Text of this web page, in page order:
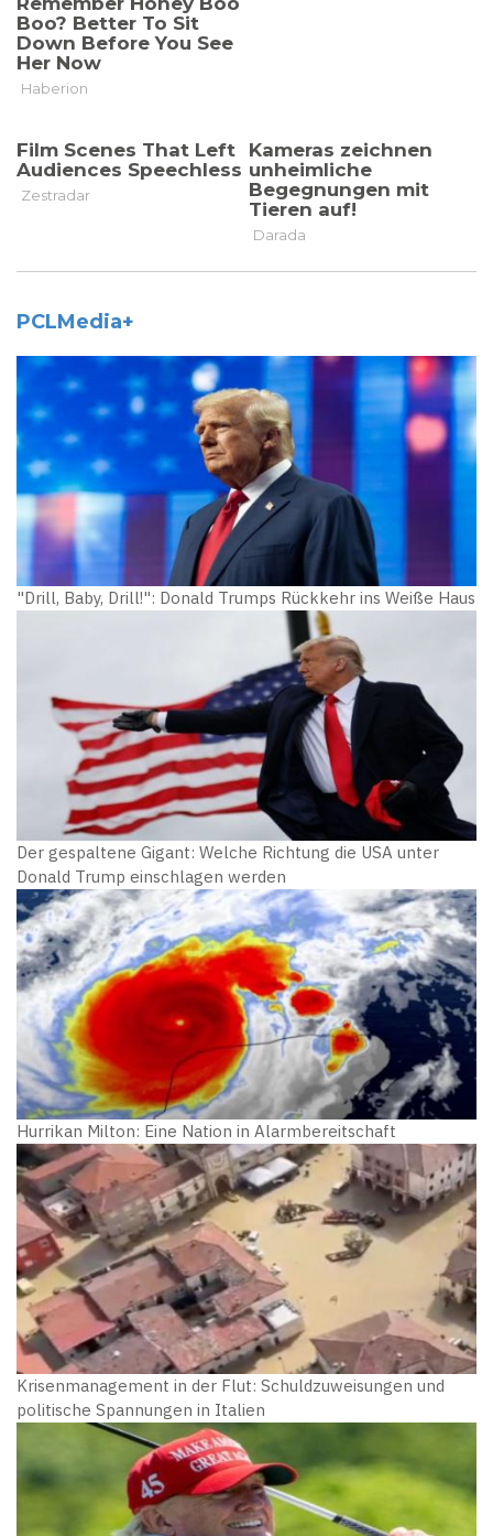
PCLMedia+
"Drill, Baby, Drill!": Donald Trumps Rückkehr ins Weiße Haus
Der gespaltene Gigant: Welche Richtung die USA unter
Donald Trump einschlagen werden
Hurrikan Milton: Eine Nation in Alarmbereitschaft
Krisenmanagement in der Flut: Schuldzuweisungen und
politische Spannungen in Italien